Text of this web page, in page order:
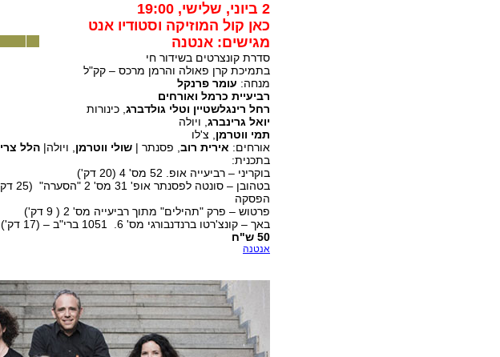
2 ביוני, שלישי, 19:00
כאן קול המוזיקה וסטודיו אנט
מגישים: אנטנה
סדרת קונצרטים בשידור חי
בתמיכת קרן פאולה והרמן מרכס – קק"ל
מנחה: עומר פרנקל
רביעיית כרמל ואורחים
רחל רינגלשטיין וטלי גולדברג , כינורות
יואל גרינברג , ויולה
תמי ווטרמן , צ'לו
אורחים: אירית רוב , פסנתר | שולי ווטרמן , ויולה| הלל צרי
בתכנית:
בוקריני – רביעייה אופ. 52 מס' 4 (20 דק')
בטהובן – סונטה לפסנתר אופ' 31 מס' 2 "הסערה" (25 דק' )
הפסקה
פרטוש – פרק "תהילים" מתוך רביעייה מס' 2 ( 9 דק')
באך – קונצ'רטו ברנדנבורגי מס' 6. 1051 ברי"ב – (17 דק')
50 ש"ח
אנטנה